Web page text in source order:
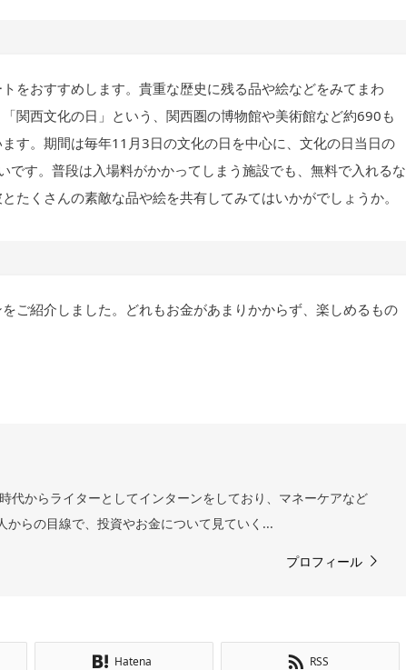
をおすすめします。貴重な歴史に残る品や絵などをみてまわ
関西文化の日」という、関西圏の博物館や美術館など約690も
す。期間は毎年11月3日の文化の日を中心に、文化の日当日の
す。普段は入場料がかかってしまう施設でも、無料で入れるな
たくさんの素敵な品や絵を共有してみてはいかがでしょうか。
ご紹介しました。どれもお金があまりかからず、楽しめるもの
代からライターとしてインターンをしており、マネーケアなど
からの目線で、投資やお金について見ていく...
プロフィール
Hatena RSS